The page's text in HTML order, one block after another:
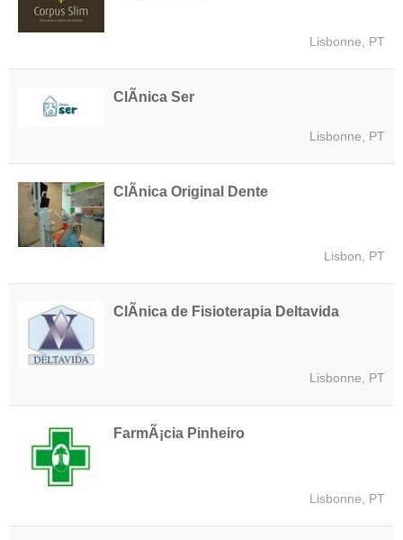
Lisbonne, PT
ClÃ­nica Ser
Lisbonne, PT
ClÃ­nica Original Dente
Lisbon, PT
ClÃ­nica de Fisioterapia Deltavida
Lisbonne, PT
FarmÃ¡cia Pinheiro
Lisbonne, PT